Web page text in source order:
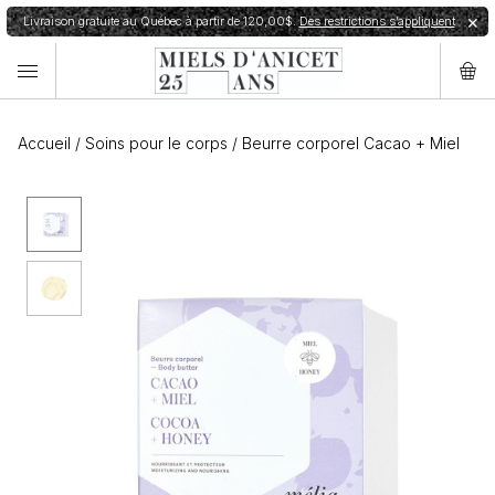
✕
Livraison gratuite au Québec à partir de 120,00$.Des restrictions s’appliquent
Accueil / Soins pour le corps / Beurre corporel Cacao + Miel